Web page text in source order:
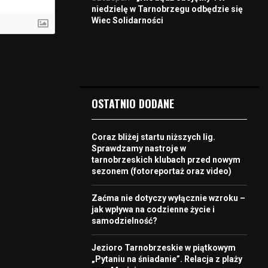
niedzielę w Tarnobrzegu odbędzie się
Wiec Solidarności
OSTATNIO DODANE
Coraz bliżej startu niższych lig.
Sprawdzamy nastroje w
tarnobrzeskich klubach przed nowym
sezonem (fotoreportaż oraz video)
Zaćma nie dotyczy wyłącznie wzroku –
jak wpływa na codzienne życie i
samodzielność?
Jezioro Tarnobrzeskie w piątkowym
„Pytaniu na śniadanie”. Relacja z plaży